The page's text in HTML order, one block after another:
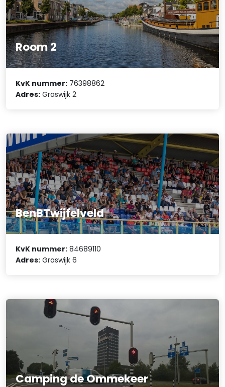
Room 2
KvK nummer: 76398862
Adres: Graswijk 2
BenBTwijfelveld
KvK nummer: 84689110
Adres: Graswijk 6
Camping de Ommekeer